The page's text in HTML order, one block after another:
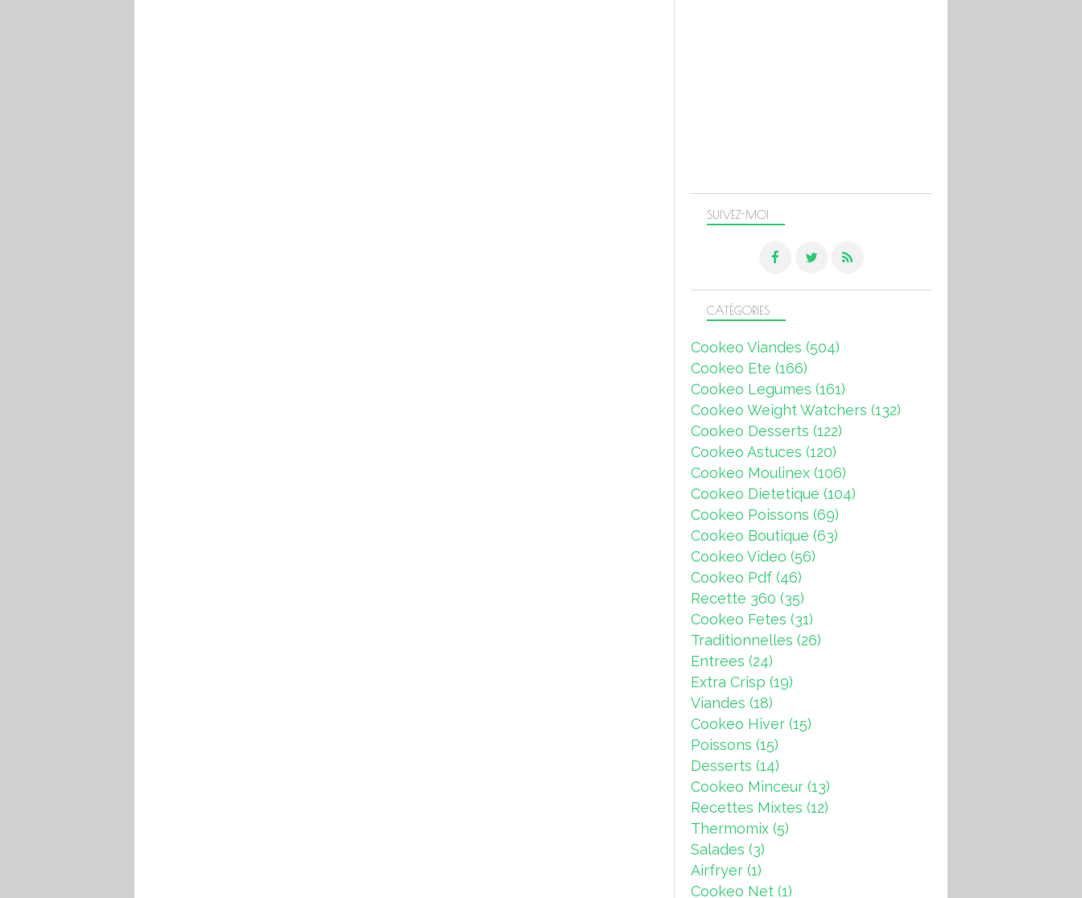
SUIVEZ-MOI
CATÉGORIES
Cookeo Viandes (504)
Cookeo Ete (166)
Cookeo Legumes (161)
Cookeo Weight Watchers (132)
Cookeo Desserts (122)
Cookeo Astuces (120)
Cookeo Moulinex (106)
Cookeo Dietetique (104)
Cookeo Poissons (69)
Cookeo Boutique (63)
Cookeo Video (56)
Cookeo Pdf (46)
Recette 360 (35)
Cookeo Fetes (31)
Traditionnelles (26)
Entrees (24)
Extra Crisp (19)
Viandes (18)
Cookeo Hiver (15)
Poissons (15)
Desserts (14)
Cookeo Minceur (13)
Recettes Mixtes (12)
Thermomix (5)
Salades (3)
Airfryer (1)
Cookeo Net (1)